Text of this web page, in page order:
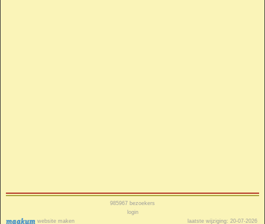
website maken
985967 bezoekers
login
laatste wijziging: 20-07-2026